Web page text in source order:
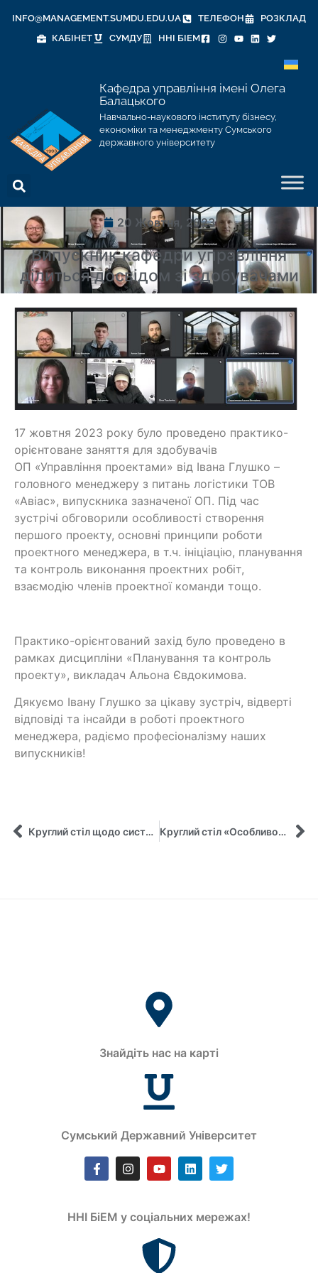
INFO@MANAGEMENT.SUMDU.EDU.UA ТЕЛЕФОН
РОЗКЛАД
КАБІНЕТ
СУМДУ ННІ БІЕМ
Кафедра управління імені Олега
Балацького
Навчально-наукового інституту бізнесу,
економіки та менеджменту Сумського
державного університету
20 Жовтня, 2023
Випускник кафедри управління
ділиться досвідом зі здобувачами
17 жовтня 2023 року було проведено практико-
орієнтоване заняття для здобувачів
ОП «Управління проектами» від Івана Глушко –
головного менеджеру з питань логістики ТОВ
«Авіас», випускника зазначеної ОП. Під час
зустрічі обговорили особливості створення
першого проекту, основні принципи роботи
проектного менеджера, в т.ч. ініціацію, планування
та контроль виконання проектних робіт,
взаємодію членів проектної команди тощо.
Практико-орієнтований захід було проведено в
рамках дисципліни «Планування та контроль
проекту», викладач Альона Євдокимова.
Дякуємо Івану Глушко за цікаву зустріч, відверті
відповіді та інсайди в роботі проектного
менеджера, радіємо професіоналізму наших
випускників!
Круглий стіл щодо системного впливу міжнародних проєктів на розвиток університетів та вищої освіти України Круглий стіл «Особливості підготовки управлінських кадрів в умовах воєнного стану»
Знайдіть нас на карті
Сумський Державний Університет
ННІ БіЕМ у соціальних мережах!